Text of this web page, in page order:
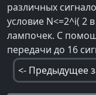
различных
условие N<=2^i( 2
лампочек. С
передачи до 16
<- Предыдущее